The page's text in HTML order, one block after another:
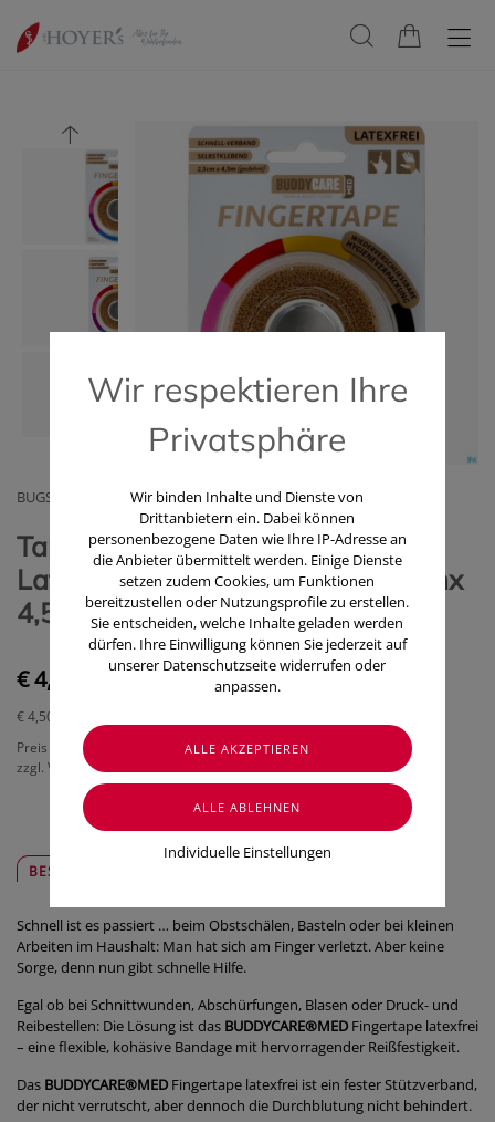
BUGSLOCK LTD AUSTRIA
Tape Buddycare Med Finger
Latexfrei Flexibel Kohaesiv. 2,5cmx
4,5m Hautfarben 1 Stück
€ 4,50
€ 4,50
Preis inkl. MwSt.
zzgl. Versandkosten
BESCHREIBUNG
Schnell ist es passiert … beim Obstschälen, Basteln oder bei kleinen
Arbeiten im Haushalt: Man hat sich am Finger verletzt. Aber keine
Sorge, denn nun gibt schnelle Hilfe.
Egal ob bei Schnittwunden, Abschürfungen, Blasen oder Druck- und
Reibestellen: Die Lösung ist das BUDDYCARE®MED Fingertape latexfrei
– eine flexible, kohäsive Bandage mit hervorragender Reißfestigkeit.
Das BUDDYCARE®MED Fingertape latexfrei ist ein fester Stützverband,
der nicht verrutscht, aber dennoch die Durchblutung nicht behindert.
Wir respektieren Ihre
Privatsphäre
Wir binden Inhalte und Dienste von
Drittanbietern ein. Dabei können
personenbezogene Daten wie Ihre IP-Adresse an
die Anbieter übermittelt werden. Einige Dienste
setzen zudem Cookies, um Funktionen
bereitzustellen oder Nutzungsprofile zu erstellen.
Sie entscheiden, welche Inhalte geladen werden
dürfen. Ihre Einwilligung können Sie jederzeit auf
unserer Datenschutzseite widerrufen oder
anpassen.
Individuelle Einstellungen